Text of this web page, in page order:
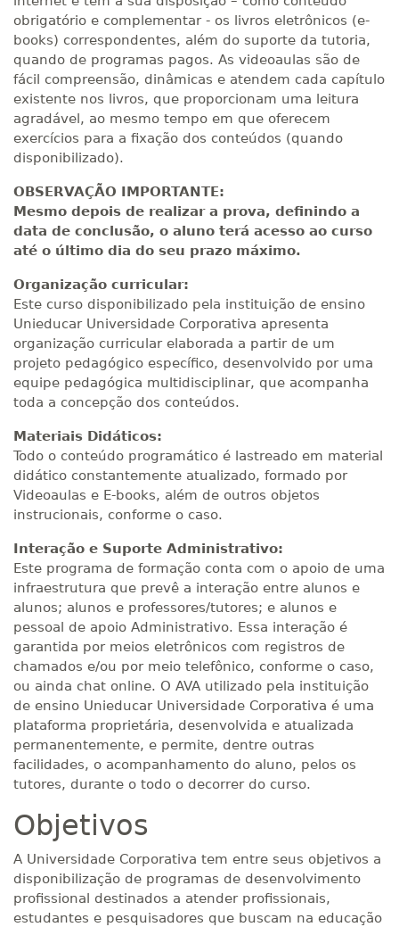
obrigatório e complementar - os livros eletrônicos (e-
books) correspondentes, além do suporte da tutoria,
quando de programas pagos. As videoaulas são de
fácil compreensão, dinâmicas e atendem cada capítulo
existente nos livros, que proporcionam uma leitura
agradável, ao mesmo tempo em que oferecem
exercícios para a fixação dos conteúdos (quando
disponibilizado).
OBSERVAÇÃO IMPORTANTE:
Mesmo depois de realizar a prova, definindo a
data de conclusão, o aluno terá acesso ao curso
até o último dia do seu prazo máximo.
Organização curricular:
Este curso disponibilizado pela instituição de ensino
Unieducar Universidade Corporativa apresenta
organização curricular elaborada a partir de um
projeto pedagógico específico, desenvolvido por uma
equipe pedagógica multidisciplinar, que acompanha
toda a concepção dos conteúdos.
Materiais Didáticos:
Todo o conteúdo programático é lastreado em material
didático constantemente atualizado, formado por
Videoaulas e E-books, além de outros objetos
instrucionais, conforme o caso.
Interação e Suporte Administrativo:
Este programa de formação conta com o apoio de uma
infraestrutura que prevê a interação entre alunos e
alunos; alunos e professores/tutores; e alunos e
pessoal de apoio Administrativo. Essa interação é
garantida por meios eletrônicos com registros de
chamados e/ou por meio telefônico, conforme o caso,
ou ainda chat online. O AVA utilizado pela instituição
de ensino Unieducar Universidade Corporativa é uma
plataforma proprietária, desenvolvida e atualizada
permanentemente, e permite, dentre outras
facilidades, o acompanhamento do aluno, pelos os
tutores, durante o todo o decorrer do curso.
Objetivos
A Universidade Corporativa tem entre seus objetivos a
disponibilização de programas de desenvolvimento
profissional destinados a atender profissionais,
estudantes e pesquisadores que buscam na educação